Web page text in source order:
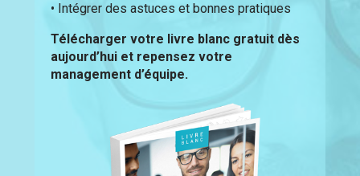
• Intégrer des astuces et bonnes pratiques
Télécharger votre livre blanc gratuit dès
aujourd’hui et repensez votre
management d’équipe.